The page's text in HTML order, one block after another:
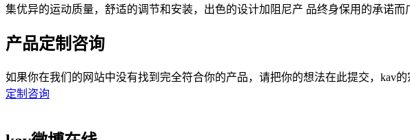
集优异的运动质量，舒适的调节和安装，出色的设计加阻尼产 品终身保用的承诺而
产品定制咨询
如果你在我们的网站中没有找到完全符合你的产品，请把你的想法在此提交，kav
定制咨询